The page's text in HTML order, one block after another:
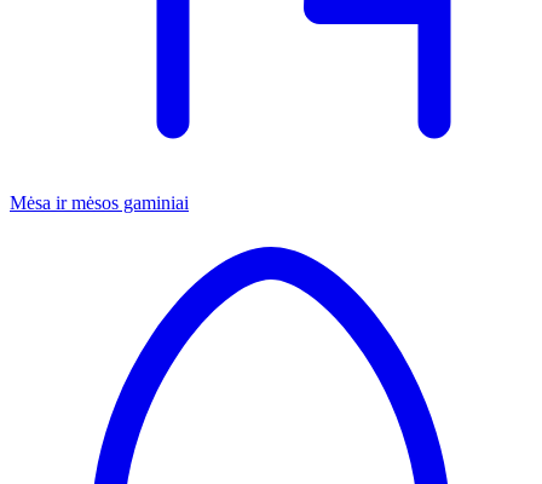
Mėsa ir mėsos gaminiai